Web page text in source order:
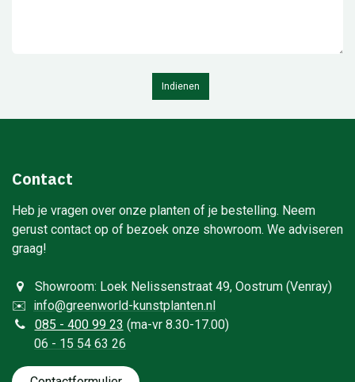
Indienen
Contact
Heb je vragen over onze planten of je bestelling. Neem
gerust contact op of bezoek onze showroom. We adviseren
graag!
Showroom: Loek Nelissenstraat 49, Oostrum (Venray)
✉️ info@greenworld-kunstplanten.nl
085 - 400 99 23 (ma-vr 8.30-17.00)
06 - 15 54 63 26